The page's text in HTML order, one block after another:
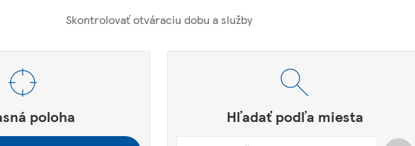
Skontrolovať otváraciu dobu a služby
poloha Hľadať podľa miesta